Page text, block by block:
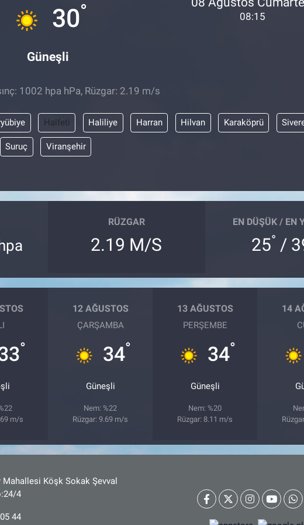
30°
Güneşli
08:15
1002 hpa hPa, Rüzgar: 2.19 m/s
Halfeti Haliliye Harran Hilvan Karaköprü
Suruç Viranşehir
RÜZGAR
2.19 M/S
EN DÜŞÜK / EN
25° /
°
m/s
12 AĞUSTOS
ÇARŞAMBA
34°
Güneşli
Nem: %22
Rüzgar: 9.69 m/s
13 AĞUSTOS
PERŞEMBE
34°
Güneşli
Nem: %20
Rüzgar: 8.11 m/s
14
Mahallesi Köşk Sokak Şevval
4
44